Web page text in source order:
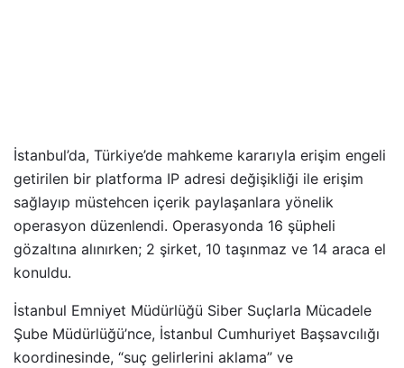
İstanbul’da, Türkiye’de mahkeme kararıyla erişim engeli
getirilen bir platforma IP adresi değişikliği ile erişim
sağlayıp müstehcen içerik paylaşanlara yönelik
operasyon düzenlendi. Operasyonda 16 şüpheli
gözaltına alınırken; 2 şirket, 10 taşınmaz ve 14 araca el
konuldu.
İstanbul Emniyet Müdürlüğü Siber Suçlarla Mücadele
Şube Müdürlüğü’nce, İstanbul Cumhuriyet Başsavcılığı
koordinesinde, “suç gelirlerini aklama” ve